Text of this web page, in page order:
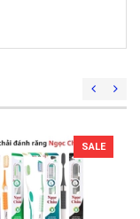
SALE